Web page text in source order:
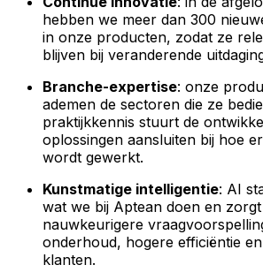
hebben we meer dan 300
in onze producten, zodat ze
blijven bij veranderende
Branche-expertise: onze
ademen de sectoren die ze
praktijkkennis stuurt de
oplossingen aansluiten bij hoe
wordt gewerkt.
Kunstmatige intelligentie: AI
wat we bij Aptean doen en
nauwkeurigere
onderhoud, hogere efficiëntie
klanten.